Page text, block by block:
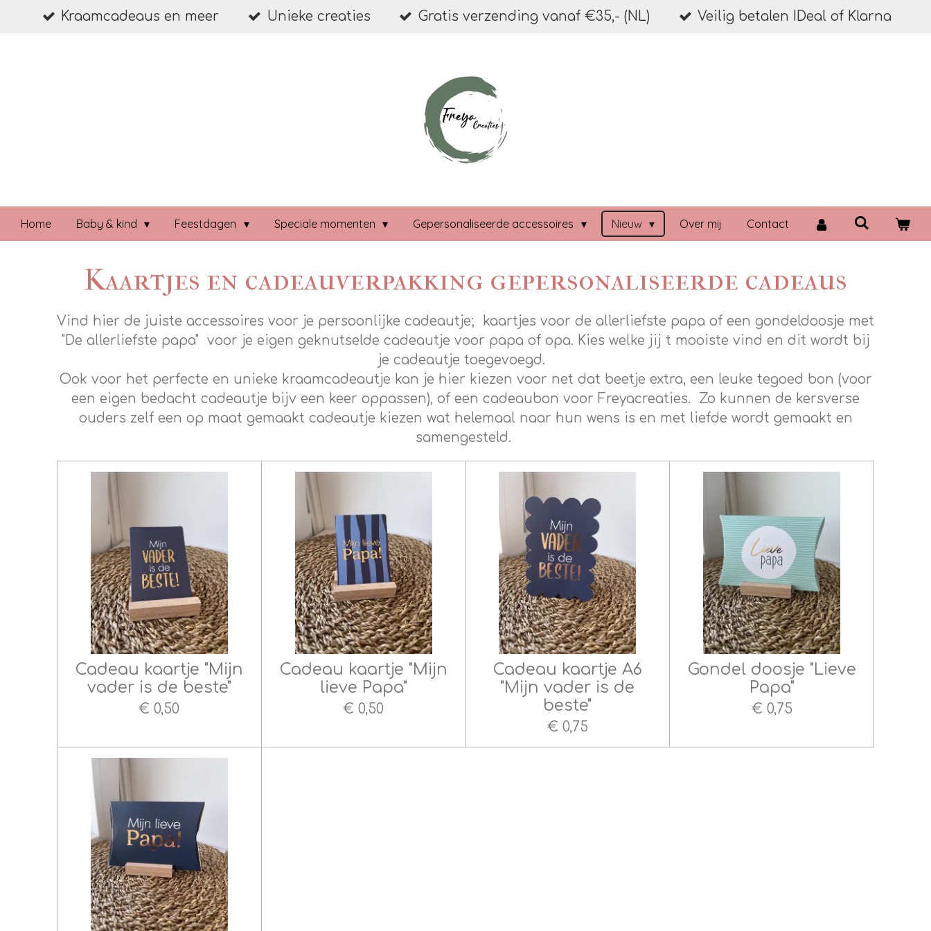
Kraamcadeaus en meer Unieke creaties Gratis verzending vanaf €35,- (NL) Veilig betalen IDeal of Klarna
Home Baby & kind Feestdagen Speciale momenten Gepersonaliseerde accessoires Nieuw Over mij Contact
Kaartjes en cadeauverpakking gepersonaliseerde cadeaus
Vind hier de juiste accessoires voor je persoonlijke cadeautje; kaartjes voor de allerliefste papa of een gondeldoosje met
"De allerliefste papa" voor je eigen geknutselde cadeautje voor papa of opa. Kies welke jij t mooiste vind en dit wordt bij
je cadeautje toegevoegd.
Ook voor het perfecte en unieke kraamcadeautje kan je hier kiezen voor net dat beetje extra, een leuke tegoed bon (voor
een eigen bedacht cadeautje bijv een keer oppassen), of een cadeaubon voor Freyacreaties. Zo kunnen de kersverse
ouders zelf een op maat gemaakt cadeautje kiezen wat helemaal naar hun wens is en met liefde wordt gemaakt en
samengesteld.
Cadeau kaartje "Mijn
vader is de beste"
€ 0,50
Cadeau kaartje "Mijn
lieve Papa"
€ 0,50
Cadeau kaartje A6
"Mijn vader is de
beste"
€ 0,75
Gondel doosje "Lieve
Papa"
€ 0,75